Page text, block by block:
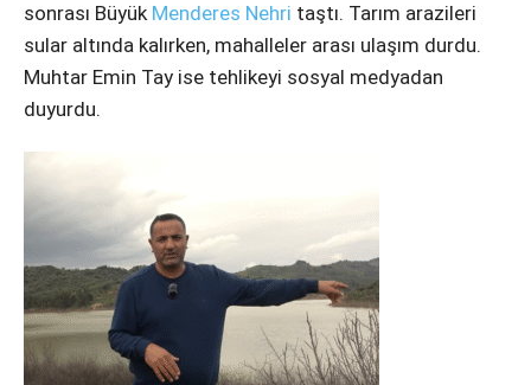
Youtube
sonrası Büyük Menderes Nehri taştı. Tarım arazileri
sular altında kalırken, mahalleler arası ulaşım durdu.
Muhtar Emin Tay ise tehlikeyi sosyal medyadan
duyurdu.